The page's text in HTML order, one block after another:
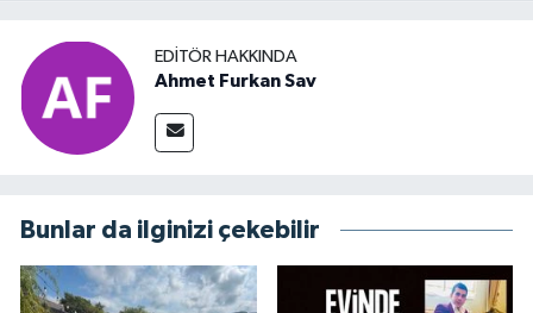
EDITÖR HAKKINDA
Ahmet Furkan Sav
Bunlar da ilginizi çekebilir